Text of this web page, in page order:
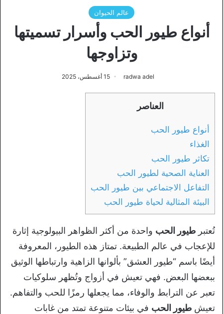
عالم الحيوان
أنواع طيور الحب وأسرار تسميتها
وتزاوجها
radwa adel 15 أغسطس، 2025
العناصر
أنواع طيور الحب
الغذاء
تكاثر طيور الحب
العناية الصحية لطيور الحب
التفاعل الاجتماعي بين طيور الحب
البيئة المثالية لحياة طيور الحب
تُعتبر طيور الحب واحدة من أكثر الظواهر البيولوجية إثارة
للإعجاب في عالم الطبيعة. تمتاز هذه الطيور، المعروفة
أيضًا باسم “طيور العشق” بألوانها الزاهية وارتباطها الوثيق
ببعضها البعض. فهي تعيش في أزواج وتُظهر سلوكيات
تعبر عن الترابط والوفاء، مما يجعلها رمزًا للحب والتفاهم.
تعيش طيور الحب في بيئات متنوعة تمتد من غابات